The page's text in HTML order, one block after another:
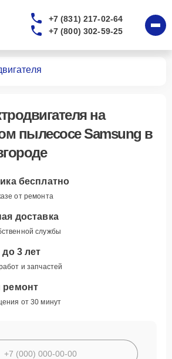
+7 (831) 217-02-64
+7 (800) 302-59-25
на
пылесосе Samsung в
бесплатно
от ремонта
доставка
службы
до 3 лет
и запчастей
от 30 минут